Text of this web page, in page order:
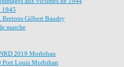
1945
Bretons Gilbert Baudry
marche
2019 Morbihan
Port Louis Morbihan